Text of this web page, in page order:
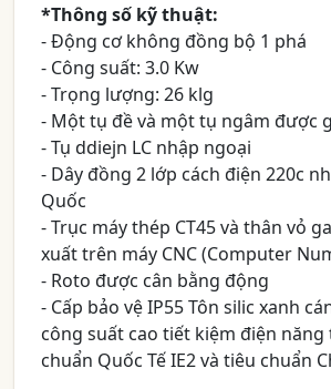
*Thông số kỹ thuật:
- Động cơ không đồng bộ 1 phá
- Công suất: 3.0 Kw
- Trọng lượng: 26 klg
- Một tụ đề và một tụ ngâm được
- Tụ ddiejn LC nhập ngoại
- Dây đồng 2 lớp cách điện 220c
Quốc
- Trục máy thép CT45 và thân vỏ
xuất trên máy CNC (Computer
- Roto được cân bằng động
- Cấp bảo vệ IP55 Tôn silic xanh
công suất cao tiết kiệm điện năng
chuẩn Quốc Tế IE2 và tiêu chuẩn